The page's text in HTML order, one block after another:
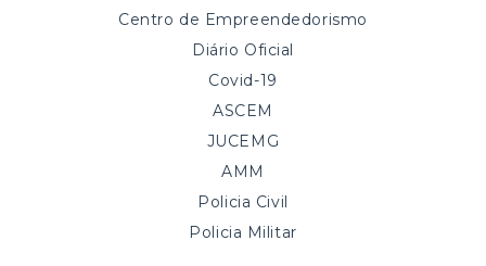
Centro de Empreendedorismo
Diário Oficial
Covid-19
ASCEM
JUCEMG
AMM
Policia Civil
Policia Militar